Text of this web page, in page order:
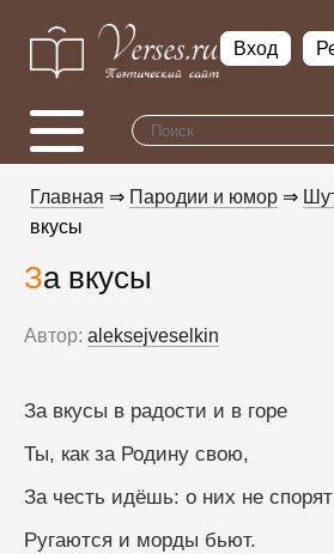
Вход
Главная ⇒ Пародии и юмор ⇒
вкусы
За вкусы
Автор: aleksejveselkin
За вкусы в радости и в горе
Ты, как за Родину свою,
За честь идёшь: о них не
Ругаются и морды бьют.